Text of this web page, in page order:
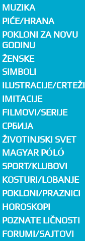
MUZIKA
PIĆE/HRANA
POKLONI ZA NOVU
GODINU
ŽENSKE
SIMBOLI
ILUSTRACIJE/CRTEŽI
IMITACIJE
FILMOVI/SERIJE
СРБИЈА
ŽIVOTINJSKI SVET
MAGYAR PÓLÓ
SPORT/KLUBOVI
KOSTURI/LOBANJE
POKLONI/PRAZNICI
HOROSKOPI
POZNATE LIČNOSTI
FORUMI/SAJTOVI